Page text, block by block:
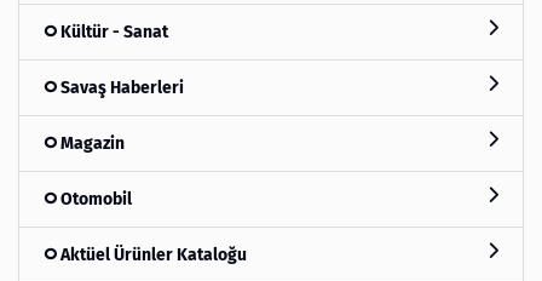
Kültür - Sanat
Savaş Haberleri
Magazin
Otomobil
Aktüel Ürünler Kataloğu